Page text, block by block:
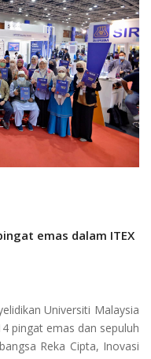
emas dalam ITEX
Universiti Malaysia
pingat emas dan sepuluh
Reka Cipta, Inovasi